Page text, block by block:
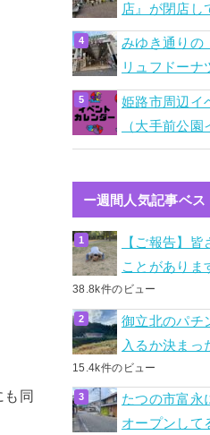
も同
店』が閉店し
みゆき通りの
リュフドー
姫路市周辺イ
（大手前公園
ー週間人気記事ベス
【ご報告】
ことがありま
38.8k件のビュー
御立北のパチ
入るか決まっ
15.4k件のビュー
たつの市富永
オープンして